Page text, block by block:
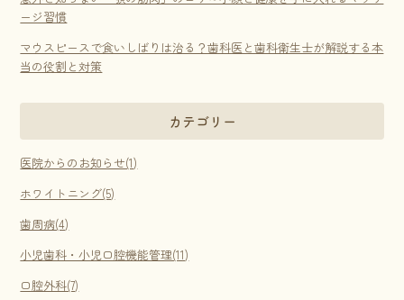
ージ習慣
マウスピースで食いしばりは治る？歯科医と歯科衛生士が解説する本
当の役割と対策
カテゴリー
医院からのお知らせ(1)
ホワイトニング(5)
歯周病(4)
小児歯科・小児口腔機能管理(11)
口腔外科(7)